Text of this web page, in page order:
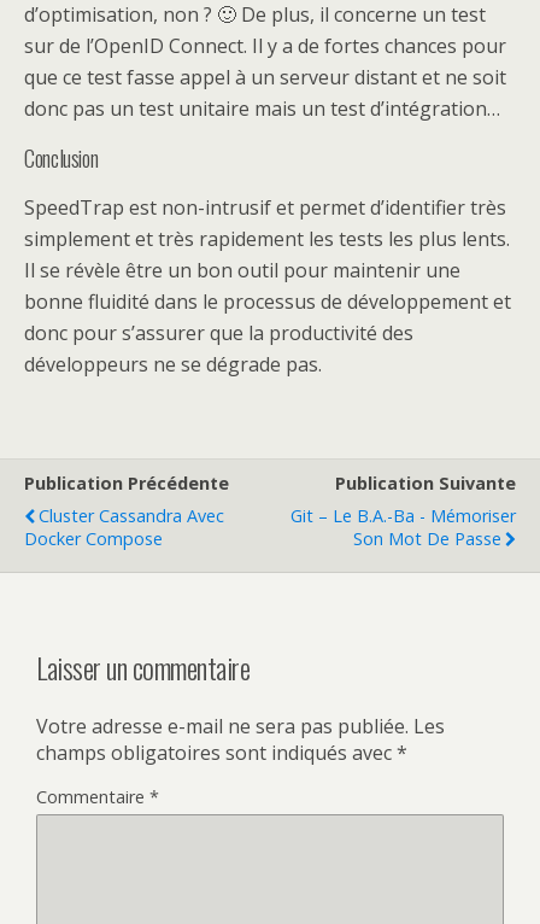
d’optimisation, non ? 🙂 De plus, il concerne un test
sur de l’OpenID Connect. Il y a de fortes chances pour
que ce test fasse appel à un serveur distant et ne soit
donc pas un test unitaire mais un test d’intégration…
Conclusion
SpeedTrap est non-intrusif et permet d’identifier très
simplement et très rapidement les tests les plus lents.
Il se révèle être un bon outil pour maintenir une
bonne fluidité dans le processus de développement et
donc pour s’assurer que la productivité des
développeurs ne se dégrade pas.
Publication Précédente
Cluster Cassandra Avec
Docker Compose
Publication Suivante
Git – Le B.a.-Ba - Mémoriser
Son Mot De Passe
Laisser un commentaire
Votre adresse e-mail ne sera pas publiée. Les
champs obligatoires sont indiqués avec*
Commentaire *